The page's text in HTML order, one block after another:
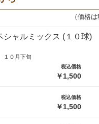
（価格
シャルミックス (１０球)
１０月下旬
税込価格
￥1,500
税込価格
￥1,500